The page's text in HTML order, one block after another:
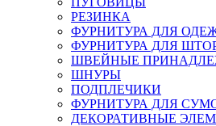
РЕЗИНКА
ФУРНИТУРА ДЛЯ
ФУРНИТУРА ДЛЯ
ШВЕЙНЫЕ
ШНУРЫ
ПОДПЛЕЧИКИ
ФУРНИТУРА ДЛЯ
ДЕКОРАТИВНЫЕ